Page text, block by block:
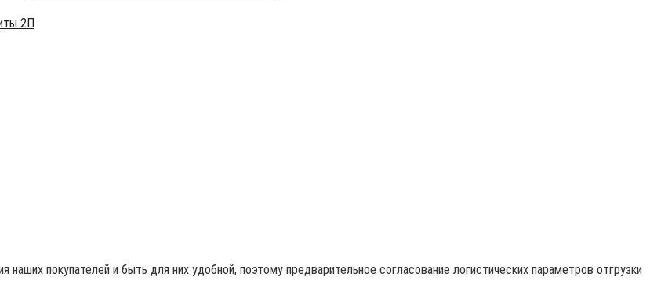
2П
покупателей и быть для них удобной, поэтому предварительное согласование логистических параметров отгрузки